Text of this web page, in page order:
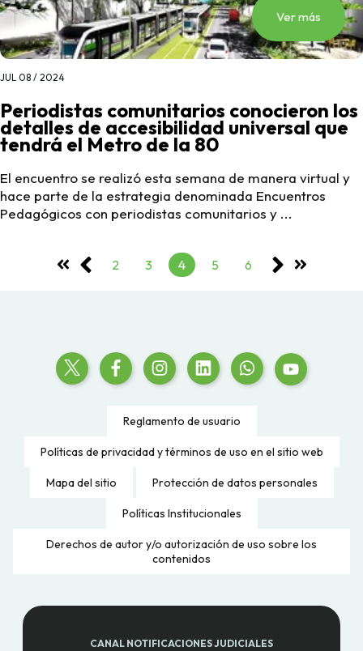
Ver más
JUL 08 / 2024
Periodistas comunitarios conocieron los
detalles de accesibilidad universal que
tendrá el Metro de la 80
El encuentro se realizó esta semana de manera virtual y
hace parte de la estrategia denominada Encuentros
Pedagógicos con periodistas comunitarios y ...
2 3 4 5 6
Reglamento de usuario
Políticas de privacidad y términos de uso en el sitio web
Mapa del sitio Protección de datos personales
Políticas Institucionales
Derechos de autor y/o autorización de uso sobre los
contenidos
CANAL NOTIFICACIONES JUDICIALES